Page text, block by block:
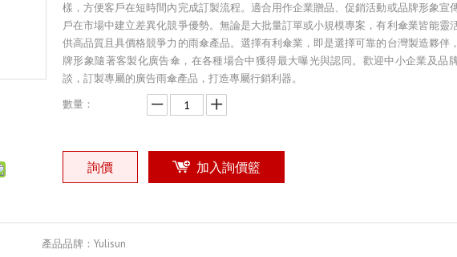
樣，方便客戶在短時間內完成訂製流程。適合用作企業贈品、促銷活動或品牌形象宣
戶在市場中建立差異化競爭優勢。無論是大批量訂單或小規模專案，有利傘業皆能靈
供高品質且具價格競爭力的雨傘產品。選擇有利傘業，即是選擇可靠的台灣製造夥伴
牌形象隨著客製化廣告傘，在各種場合中獲得最大曝光與認同。歡迎中小企業及品
談，訂製專屬的廣告雨傘產品，打造專屬行銷利器。
數量：
詢價 加入詢價籃
產品品牌： Yulisun